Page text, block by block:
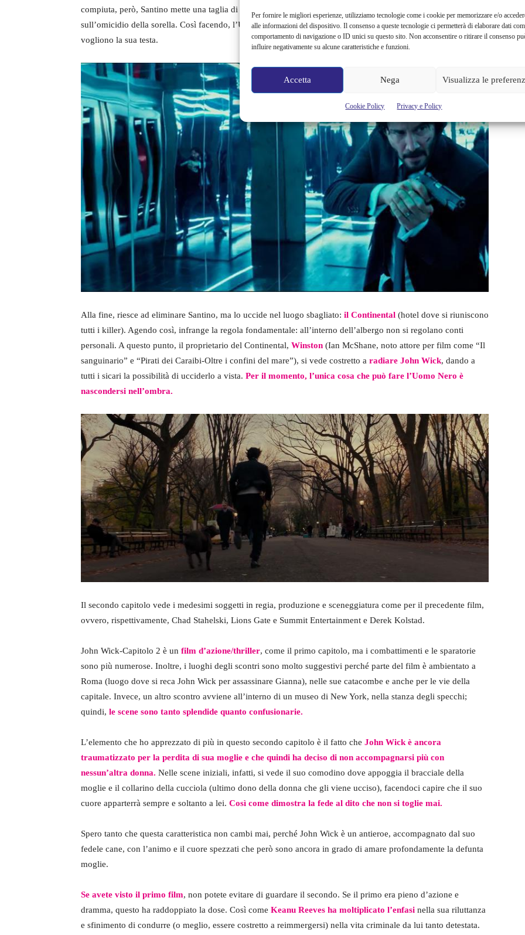
Per fornire le migliori esperienze, utilizziamo tecnologie come i cookie per memorizzare e/o
alle informazioni del dispositivo. Il consenso a queste tecnologie ci permetterà di elaborare dati
comportamento di navigazione o ID unici su questo sito. Non acconsentire o ritirare il consenso
influire negativamente su alcune caratteristiche e funzioni.
Accetta Nega Visualizza le
Cookie Policy Privacy e Policy
compiuta, però, Santino mette una taglia di 7 milioni di dollari su John Wick per dissipare qualunque dubbio
sull’omicidio della sorella. Così facendo, l’Uomo Nero si ritrova inseguito da una pletora di assassini che
vogliono la sua testa.
Alla fine, riesce ad eliminare Santino, ma lo uccide nel luogo sbagliato: il Continental (hotel dove si riuniscono
tutti i killer). Agendo così, infrange la regola fondamentale: all’interno dell’albergo non si regolano conti
personali. A questo punto, il proprietario del Continental, Winston (Ian McShane, noto attore per film come “Il
sanguinario” e “Pirati dei Caraibi-Oltre i confini del mare”), si vede costretto a radiare John Wick, dando a
tutti i sicari la possibilità di ucciderlo a vista. Per il momento, l’unica cosa che può fare l’Uomo Nero è
nascondersi nell’ombra.
Il secondo capitolo vede i medesimi soggetti in regia, produzione e sceneggiatura come per il precedente film,
ovvero, rispettivamente, Chad Stahelski, Lions Gate e Summit Entertainment e Derek Kolstad.
John Wick-Capitolo 2 è un film d’azione/thriller, come il primo capitolo, ma i combattimenti e le sparatorie
sono più numerose. Inoltre, i luoghi degli scontri sono molto suggestivi perché parte del film è ambientato a
Roma (luogo dove si reca John Wick per assassinare Gianna), nelle sue catacombe e anche per le vie della
capitale. Invece, un altro scontro avviene all’interno di un museo di New York, nella stanza degli specchi;
quindi, le scene sono tanto splendide quanto confusionarie.
L’elemento che ho apprezzato di più in questo secondo capitolo è il fatto che John Wick è ancora
traumatizzato per la perdita di sua moglie e che quindi ha deciso di non accompagnarsi più con
nessun’altra donna. Nelle scene iniziali, infatti, si vede il suo comodino dove appoggia il bracciale della
moglie e il collarino della cucciola (ultimo dono della donna che gli viene ucciso), facendoci capire che il suo
cuore apparterrà sempre e soltanto a lei. Così come dimostra la fede al dito che non si toglie mai.
Spero tanto che questa caratteristica non cambi mai, perché John Wick è un antieroe, accompagnato dal suo
fedele cane, con l’animo e il cuore spezzati che però sono ancora in grado di amare profondamente la defunta
moglie.
Se avete visto il primo film, non potete evitare di guardare il secondo. Se il primo era pieno d’azione e
dramma, questo ha raddoppiato la dose. Così come Keanu Reeves ha moltiplicato l’enfasi nella sua riluttanza
e sfinimento di condurre (o meglio, essere costretto a reimmergersi) nella vita criminale da lui tanto detestata.